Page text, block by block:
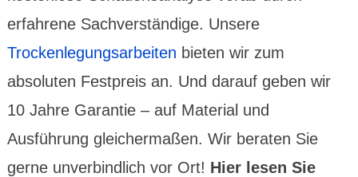
erfahrene Sachverständige. Unsere
Trockenlegungs­arbeiten bieten wir zum
absoluten Festpreis an. Und darauf geben wir
10 Jahre Garantie – auf Material und
Ausführung gleicher­maßen. Wir beraten Sie
gerne unver­bindlich vor Ort! Hier lesen Sie